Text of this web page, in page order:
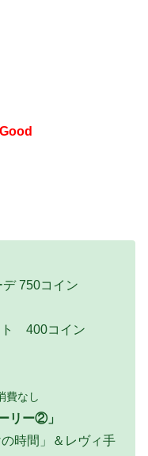
Good
750コイン
ト 400コイン
費なし
リー②」
時間」＆レヴィ手